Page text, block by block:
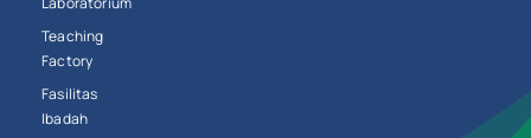
Teaching
Factory
Fasilitas
Ibadah